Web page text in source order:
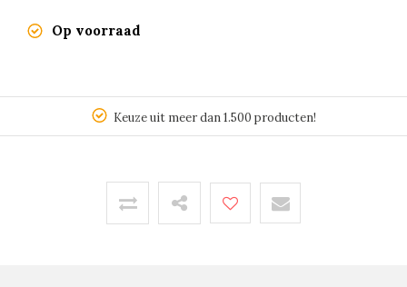
Op voorraad
Keuze uit meer dan 1.500 producten!